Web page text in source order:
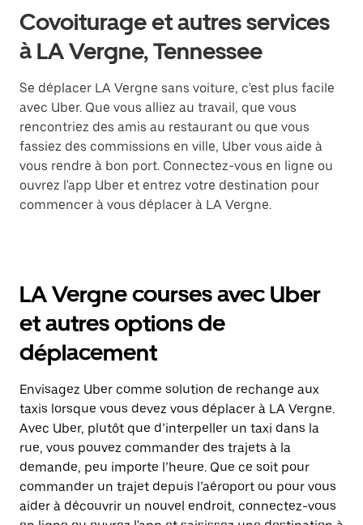
Covoiturage et autres services
à LA Vergne, Tennessee
Se déplacer LA Vergne sans voiture, c'est plus facile
avec Uber. Que vous alliez au travail, que vous
rencontriez des amis au restaurant ou que vous
fassiez des commissions en ville, Uber vous aide à
vous rendre à bon port. Connectez-vous en ligne ou
ouvrez l'app Uber et entrez votre destination pour
commencer à vous déplacer à LA Vergne.
LA Vergne courses avec Uber
et autres options de
déplacement
Envisagez Uber comme solution de rechange aux
taxis lorsque vous devez vous déplacer à LA Vergne.
Avec Uber, plutôt que d’interpeller un taxi dans la
rue, vous pouvez commander des trajets à la
demande, peu importe l’heure. Que ce soit pour
commander un trajet depuis l’aéroport ou pour vous
aider à découvrir un nouvel endroit, connectez-vous